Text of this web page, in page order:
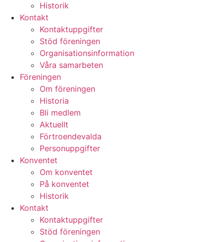
Historik
Kontakt
Kontaktuppgifter
Stöd föreningen
Organisationsinformation
Våra samarbeten
Föreningen
Om föreningen
Historia
Bli medlem
Aktuellt
Förtroendevalda
Personuppgifter
Konventet
Om konventet
På konventet
Historik
Kontakt
Kontaktuppgifter
Stöd föreningen